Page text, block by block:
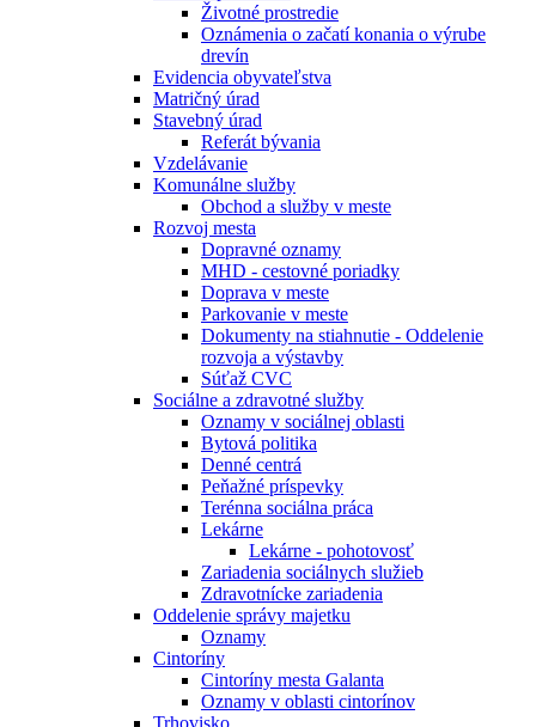
Životné prostredie
Oznámenia o začatí konania o výrube
drevín
Evidencia obyvateľstva
Matričný úrad
Stavebný úrad
Referát bývania
Vzdelávanie
Komunálne služby
Obchod a služby v meste
Rozvoj mesta
Dopravné oznamy
MHD - cestovné poriadky
Doprava v meste
Parkovanie v meste
Dokumenty na stiahnutie - Oddelenie
rozvoja a výstavby
Súťaž CVC
Sociálne a zdravotné služby
Oznamy v sociálnej oblasti
Bytová politika
Denné centrá
Peňažné príspevky
Terénna sociálna práca
Lekárne
Lekárne - pohotovosť
Zariadenia sociálnych služieb
Zdravotnícke zariadenia
Oddelenie správy majetku
Oznamy
Cintoríny
Cintoríny mesta Galanta
Oznamy v oblasti cintorínov
Trhovisko